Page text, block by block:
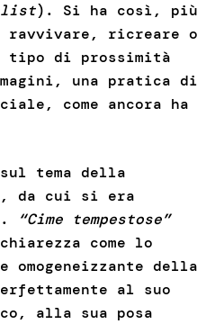
). Si ha così, più
ravvivare, ricreare o
di prossimità
una pratica di
come ancora ha
tema della
da cui si era
“Cime tempestose”
come lo
della
al suo
alla sua posa